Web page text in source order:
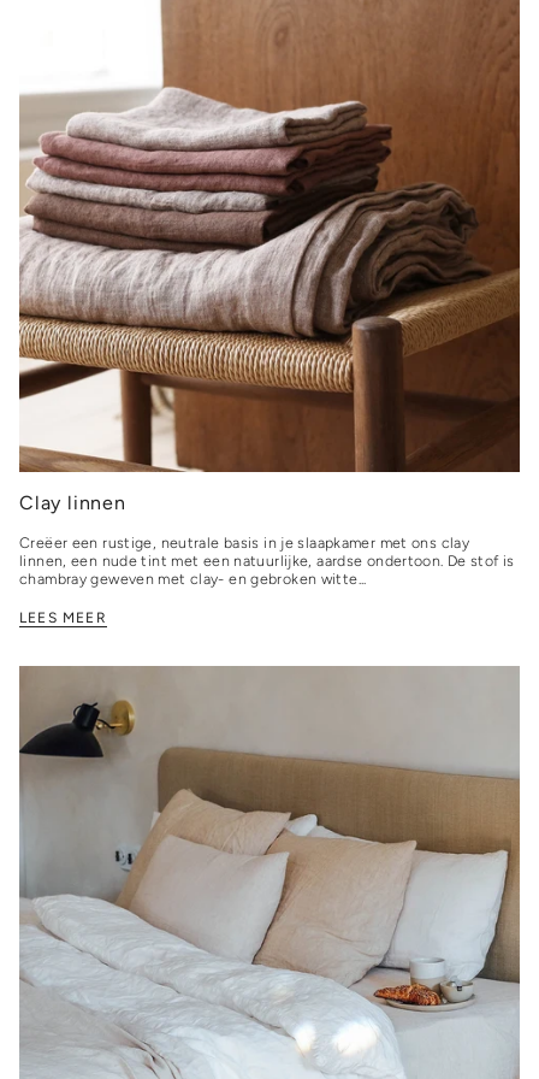
Clay linnen
Creëer een rustige, neutrale basis in je slaapkamer met ons clay
linnen, een nude tint met een natuurlijke, aardse ondertoon. De stof is
chambray geweven met clay- en gebroken witte...
LEES MEER